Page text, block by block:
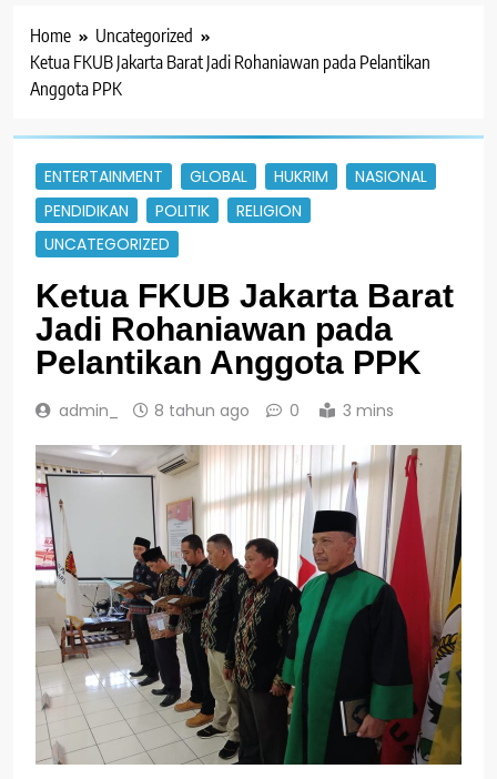
Home
Uncategorized
Ketua FKUB Jakarta Barat Jadi Rohaniawan pada Pelantikan
Anggota PPK
ENTERTAINMENT GLOBAL HUKRIM
NASIONAL
PENDIDIKAN
POLITIK
RELIGION
UNCATEGORIZED
Ketua FKUB Jakarta Barat
Jadi Rohaniawan pada
Pelantikan Anggota PPK
admin_ 8 tahun ago 0 3 mins